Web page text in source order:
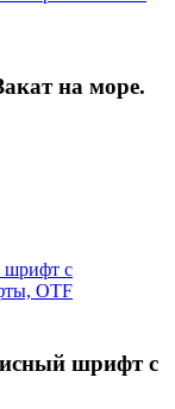
на море.
шрифт с